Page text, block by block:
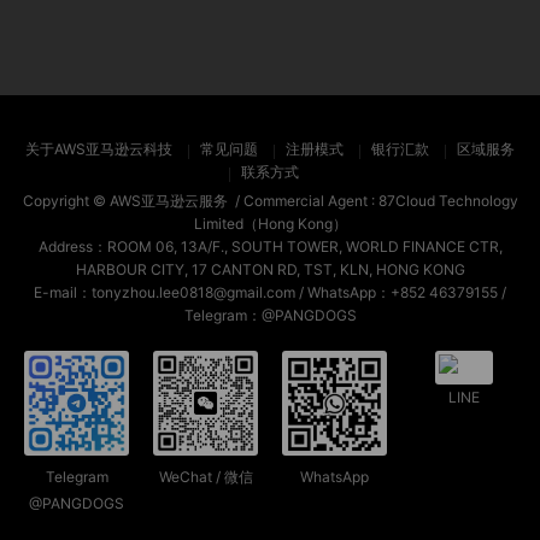
关于AWS亚马逊云科技 常见问题 注册模式 银行汇款
区域服务
联系方式
Copyright © AWS亚马逊云服务 / Commercial Agent : 87Cloud Technology
Limited（Hong Kong）
Address：ROOM 06, 13A/F., SOUTH TOWER, WORLD FINANCE CTR,
HARBOUR CITY, 17 CANTON RD, TST, KLN, HONG KONG
E-mail：tonyzhou.lee0818@gmail.com / WhatsApp：+852 46379155 /
Telegram：@PANGDOGS
Telegram
@PANGDOGS
WeChat / 微信 WhatsApp
LINE